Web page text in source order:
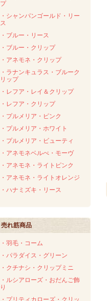
プ
・シャンパンゴールド・リー
ス
・ブルー・リース
・ブルー・クリップ
・アネモネ・クリップ
・ラナンキュラス・ブルーク
リップ
・レフア・レイ＆クリップ
・レフア・クリップ
・プルメリア・ピンク
・プルメリア・ホワイト
・プルメリア・ビューティ
・アネモネベルべ・モーヴ
・アネモネ・ライトピンク
・アネモネ・ライトオレンジ
・ハナミズキ・リース
売れ筋商品
・羽毛・コーム
・パラダイス・グリーン
・クチナシ・クリップミニ
・ルシアローズ・おだんご飾
り
・プリティカローズ・クリッ